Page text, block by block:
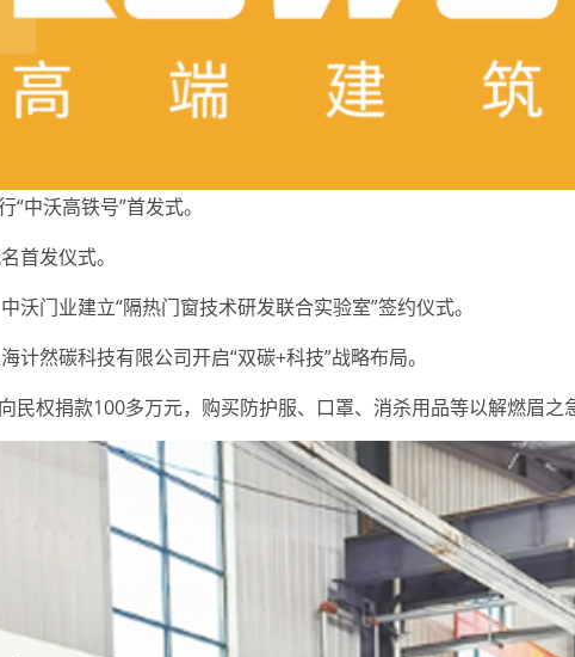
中沃高铁号”首发式。
首发仪式。
沃门业建立“隔热门窗技术研发联合实验室”签约仪式。
计然碳科技有限公司开启“双碳+科技”战略布局。
民权捐款100多万元，购买防护服、口罩、消杀用品等以解燃眉之